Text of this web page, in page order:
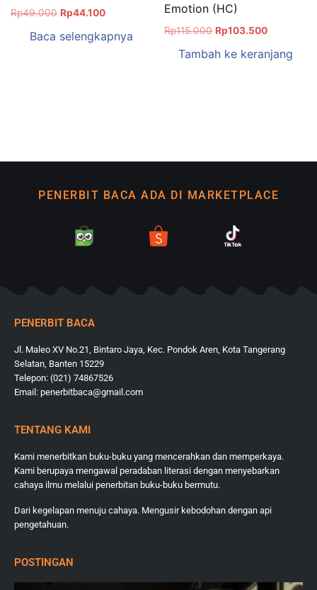
Rp49.000 Rp44.100
Baca selengkapnya
Emotion (HC)
Rp115.000 Rp103.500
Tambah ke keranjang
PENERBIT BACA ADA DI MARKETPLACE
PENERBIT BACA
Jl. Maleo XV No.21, Bintaro Jaya, Kec. Pondok Aren, Kota Tangerang
Selatan, Banten 15229
Telepon: (021) 74867526
Email: penerbitbaca@gmail.com
TENTANG KAMI
Kami menerbitkan buku-buku yang mencerahkan dan memperkaya.
Kami berupaya mengawal peradaban literasi dengan menyebarkan
cahaya ilmu melalui penerbitan buku-buku bermutu.
Dari kegelapan menuju cahaya. Mengusir kebodohan dengan api
pengetahuan.
POSTINGAN